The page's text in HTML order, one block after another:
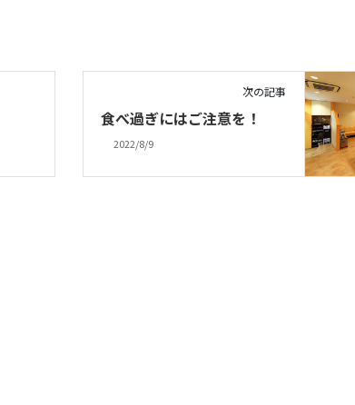
次の記事
食べ過ぎにはご注意を！
2022/8/9